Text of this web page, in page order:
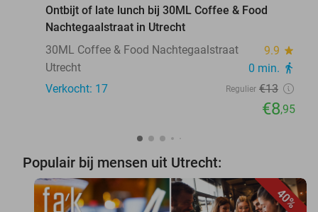
Ontbijt of late lunch bij 30ML Coffee & Food
Nachtegaalstraat in Utrecht
30ML Coffee & Food Nachtegaalstraat
9.9 star
Utrecht 0 min. directions_walk
Verkocht: 17 Regulier €13
€8,95
Populair bij mensen uit Utrecht:
40%